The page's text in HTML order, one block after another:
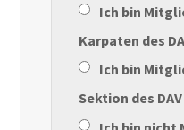
Ich bin
Karpaten des
Ich bin
Sektion des DAV